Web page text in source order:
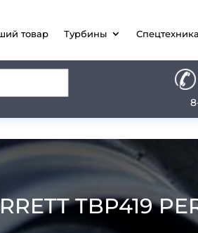
товар Турбины Спецтехника
TBP419